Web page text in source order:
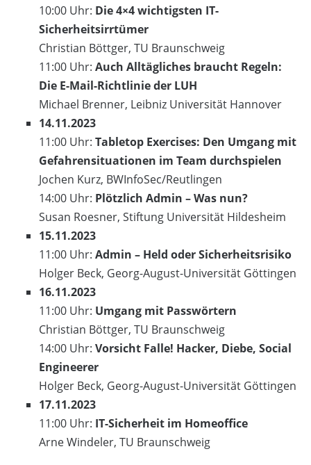
10:00 Uhr: Die 4×4 wichtigsten IT-
Sicherheitsirrtümer
Christian Böttger, TU Braunschweig
11:00 Uhr: Auch Alltägliches braucht Regeln:
Die E-Mail-Richtlinie der LUH
Michael Brenner, Leibniz Universität Hannover
14.11.2023
11:00 Uhr: Tabletop Exercises: Den Umgang mit
Gefahrensituationen im Team durchspielen
Jochen Kurz, BWInfoSec/Reutlingen
14:00 Uhr: Plötzlich Admin – Was nun?
Susan Roesner, Stiftung Universität Hildesheim
15.11.2023
11:00 Uhr: Admin – Held oder Sicherheitsrisiko
Holger Beck, Georg-August-Universität Göttingen
16.11.2023
11:00 Uhr: Umgang mit Passwörtern
Christian Böttger, TU Braunschweig
14:00 Uhr: Vorsicht Falle! Hacker, Diebe, Social
Engineerer
Holger Beck, Georg-August-Universität Göttingen
17.11.2023
11:00 Uhr: IT-Sicherheit im Homeoffice
Arne Windeler, TU Braunschweig